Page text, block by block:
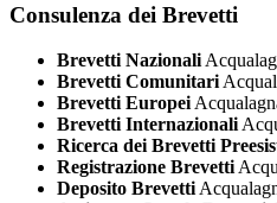
Consulenza dei Brevetti
Brevetti Nazionali
Brevetti Comunitari
Brevetti Europei
Brevetti Internazionali
Ricerca dei Brevetti
Registrazione Brevetti
Deposito Brevetti